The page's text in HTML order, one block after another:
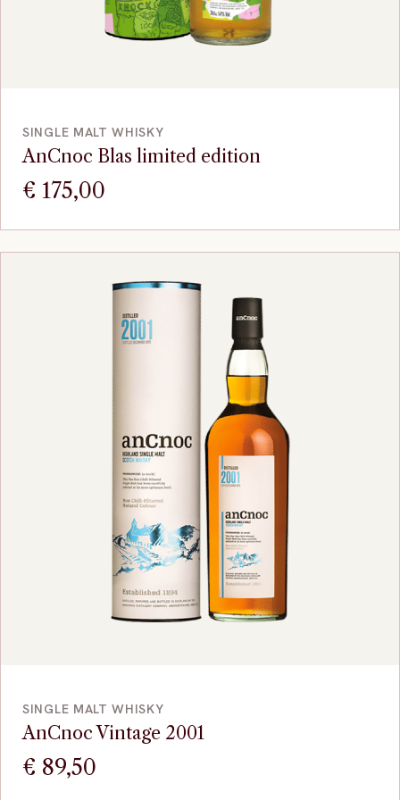
SINGLE MALT WHISKY
AnCnoc Blas limited edition
€ 175,00
SINGLE MALT WHISKY
AnCnoc Vintage 2001
€ 89,50